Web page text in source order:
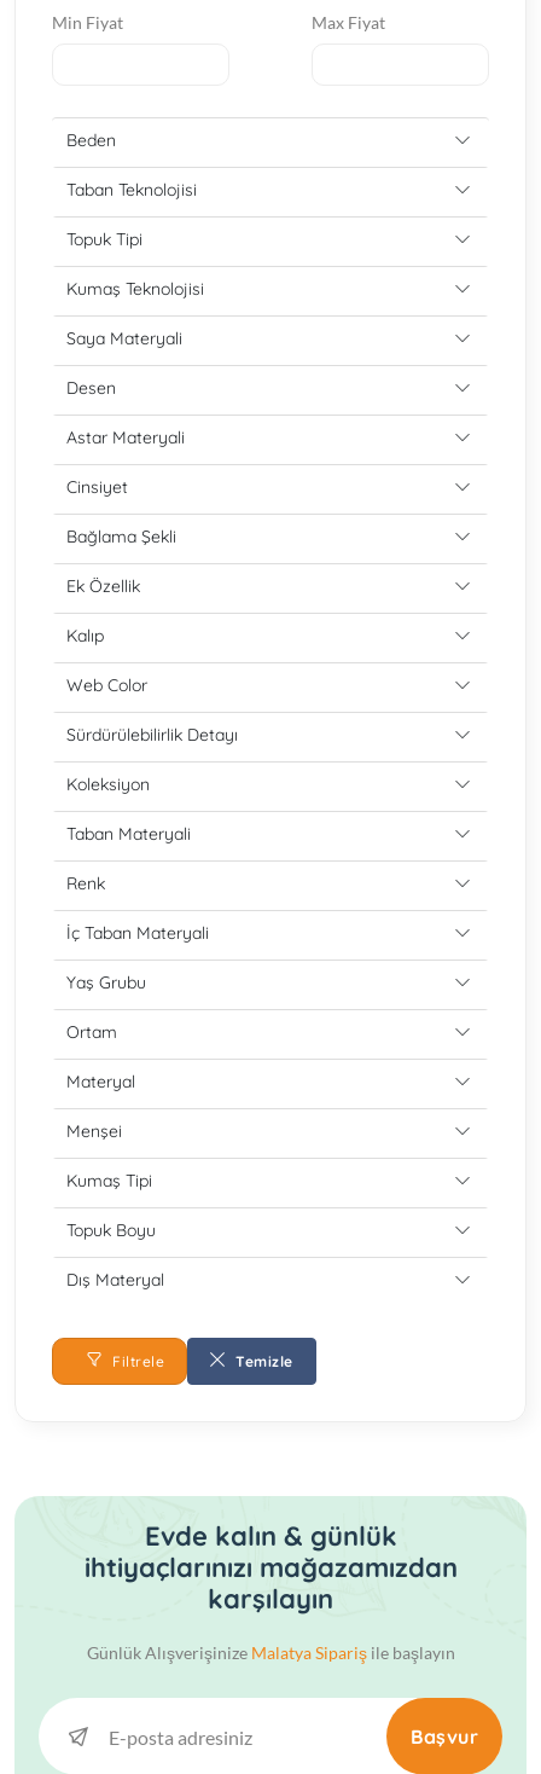
Min Fiyat Max Fiyat
Beden
Taban Teknolojisi
Topuk Tipi
Kumaş Teknolojisi
Saya Materyali
Desen
Astar Materyali
Cinsiyet
Bağlama Şekli
Ek Özellik
Kalıp
Web Color
Sürdürülebilirlik Detayı
Koleksiyon
Taban Materyali
Renk
İç Taban Materyali
Yaş Grubu
Ortam
Materyal
Menşei
Kumaş Tipi
Topuk Boyu
Dış Materyal
Filtrele Temizle
Evde kalın & günlük
ihtiyaçlarınızı mağazamızdan
karşılayın
Günlük Alışverişinize Malatya Siparişile başlayın
Başvur